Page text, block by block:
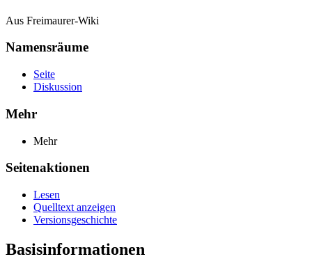
Aus Freimaurer-Wiki
Namensräume
Seite
Diskussion
Mehr
Mehr
Seitenaktionen
Lesen
Quelltext anzeigen
Versionsgeschichte
Basisinformationen